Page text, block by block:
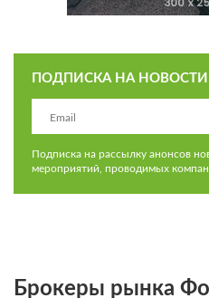
ПОДПИСКА НА НОВОСТИ
Подписка на рассылку анонсов
мероприятий, проводимых
Брокеры рынка